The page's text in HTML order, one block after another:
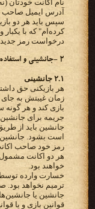
نام اکانت خودتان
آدرس ایمیل صاحب
سپس باید هر دو
کرده‌ام" که با
درخواست رمز جدید
۲ -جانشینی و استفاده از یک کامپیوتر
۲.۱ جانشینی
هر بازیکنی حق
زمان غیبتش به جای
بازی کند و هر گونه
جریمه برای
جانشین باید از
است بشود. جانشین
رمز خود صاحب
خواهند بود.
خسارت وارده
ترمیم نخواهد
جانشین یا
قوانین بازی و یا